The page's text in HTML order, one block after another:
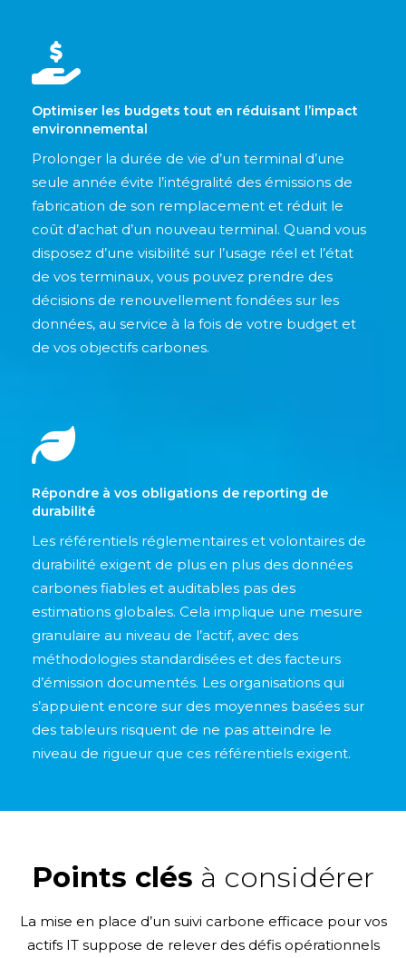
Optimiser les budgets tout en réduisant l’impact
environnemental
Prolonger la durée de vie d’un terminal d’une
seule année évite l’intégralité des émissions de
fabrication de son remplacement et réduit le
coût d’achat d’un nouveau terminal. Quand vous
disposez d’une visibilité sur l’usage réel et l’état
de vos terminaux, vous pouvez prendre des
décisions de renouvellement fondées sur les
données, au service à la fois de votre budget et
de vos objectifs carbones.
Répondre à vos obligations de reporting de
durabilité
Les référentiels réglementaires et volontaires de
durabilité exigent de plus en plus des données
carbones fiables et auditables pas des
estimations globales. Cela implique une mesure
granulaire au niveau de l’actif, avec des
méthodologies standardisées et des facteurs
d’émission documentés. Les organisations qui
s’appuient encore sur des moyennes basées sur
des tableurs risquent de ne pas atteindre le
niveau de rigueur que ces référentiels exigent.
Points clés à considérer
La mise en place d’un suivi carbone efficace pour vos
actifs IT suppose de relever des défis opérationnels